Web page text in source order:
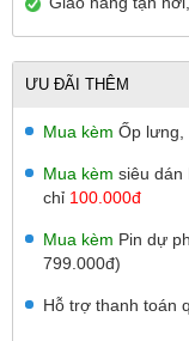
ƯU ĐÃI THÊM
Mua kèm Ốp lưng,
Mua kèm siêu dán
chỉ 100.000đ
Mua kèm Pin dự
799.000đ)
Hỗ trợ thanh toán